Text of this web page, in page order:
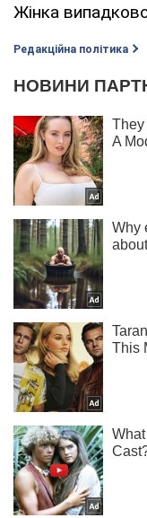
Жінка
Редакційна політика